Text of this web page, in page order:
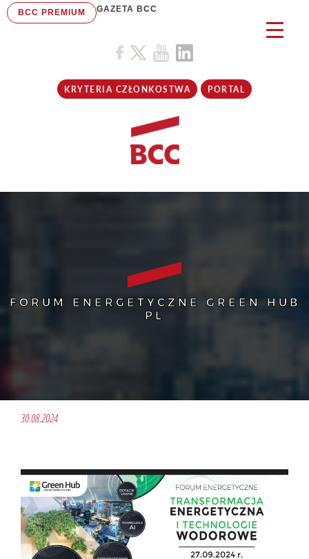
BCC PREMIUM GAZETA BCC
KRYTERIA CZŁONKOSTWA PORTAL
FORUM ENERGETYCZNE GREEN HUB
PL
30.08.2024